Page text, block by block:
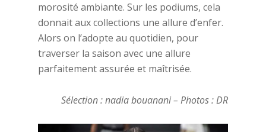
morosité ambiante. Sur les podiums, cela
donnait aux collections une allure d’enfer.
Alors on l’adopte au quotidien, pour
traverser la saison avec une allure
parfaitement assurée et maîtrisée.
Sélection : nadia bouanani – Photos : DR